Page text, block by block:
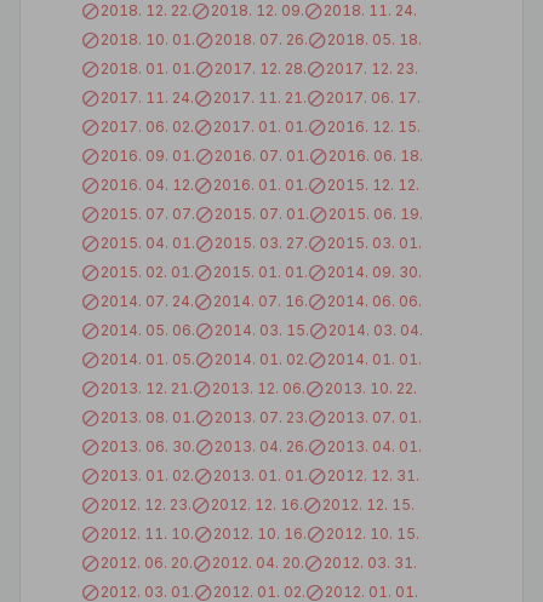
2018. 12. 22.
2018. 12. 09.
2018. 11. 24.
2018. 10. 01.
2018. 07. 26.
2018. 05. 18.
2018. 01. 01.
2017. 12. 28.
2017. 12. 23.
2017. 11. 24.
2017. 11. 21.
2017. 06. 17.
2017. 06. 02.
2017. 01. 01.
2016. 12. 15.
2016. 09. 01.
2016. 07. 01.
2016. 06. 18.
2016. 04. 12.
2016. 01. 01.
2015. 12. 12.
2015. 07. 07.
2015. 07. 01.
2015. 06. 19.
2015. 04. 01.
2015. 03. 27.
2015. 03. 01.
2015. 02. 01.
2015. 01. 01.
2014. 09. 30.
2014. 07. 24.
2014. 07. 16.
2014. 06. 06.
2014. 05. 06.
2014. 03. 15.
2014. 03. 04.
2014. 01. 05.
2014. 01. 02.
2014. 01. 01.
2013. 12. 21.
2013. 12. 06.
2013. 10. 22.
2013. 08. 01.
2013. 07. 23.
2013. 07. 01.
2013. 06. 30.
2013. 04. 26.
2013. 04. 01.
2013. 01. 02.
2013. 01. 01.
2012. 12. 31.
2012. 12. 23.
2012. 12. 16.
2012. 12. 15.
2012. 11. 10.
2012. 10. 16.
2012. 10. 15.
2012. 06. 20.
2012. 04. 20.
2012. 03. 31.
2012. 03. 01.
2012. 01. 02.
2012. 01. 01.